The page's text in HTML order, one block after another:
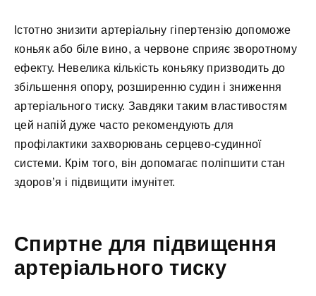
Істотно знизити артеріальну гіпертензію допоможе
коньяк або біле вино, а червоне сприяє зворотному
ефекту. Невелика кількість коньяку призводить до
збільшення опору, розширенню судин і зниження
артеріального тиску. Завдяки таким властивостям
цей напій дуже часто рекомендують для
профілактики захворювань серцево-судинної
системи. Крім того, він допомагає поліпшити стан
здоров’я і підвищити імунітет.
Спиртне для підвищення
артеріального тиску